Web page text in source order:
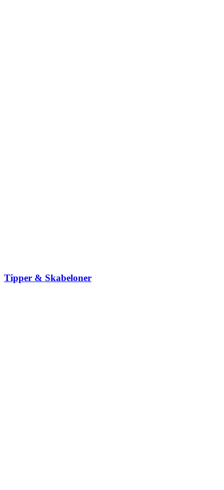
Tipper & Skabeloner